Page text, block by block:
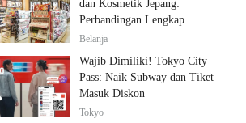
dan Kosmetik Jepang:
Perbandingan Lengkap
Diskon dari 12 Toko Farmasi
Belanja
Wajib Dimiliki! Tokyo City
Pass: Naik Subway dan Tiket
Masuk Diskon
Tokyo